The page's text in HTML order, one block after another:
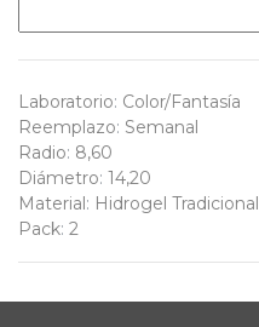
Laboratorio: Color/Fantasía
Reemplazo: Semanal
Radio: 8,60
Diámetro: 14,20
Material: Hidrogel Tradicional
Pack: 2